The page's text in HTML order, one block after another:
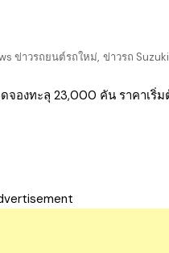
ข่าวรถยนต์รถใหม่, ข่าวรถ Suzuki